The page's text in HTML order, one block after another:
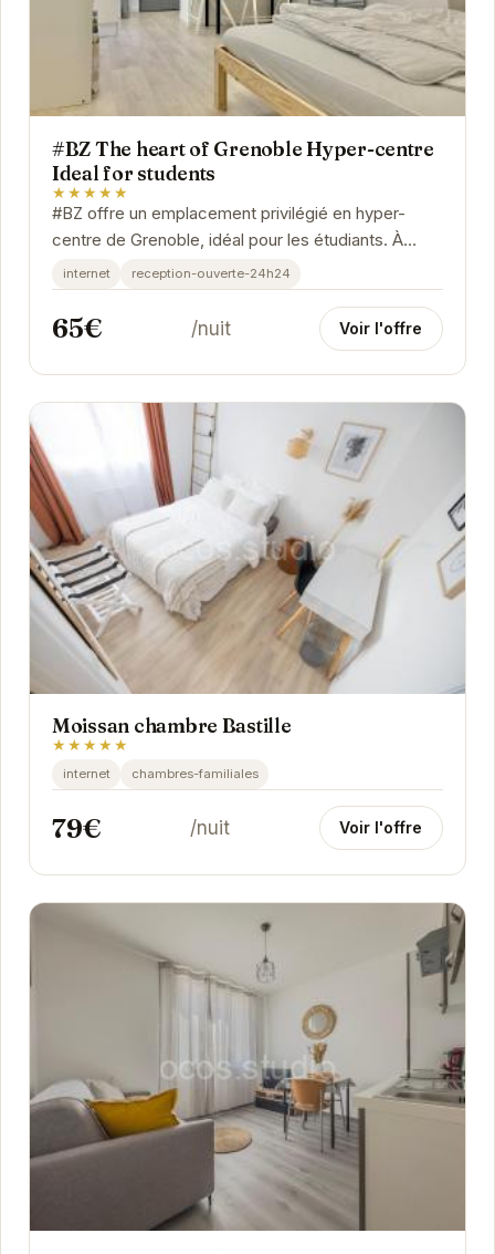
#BZ The heart of Grenoble Hyper-centre
Ideal for students
★★★★★
#BZ offre un emplacement privilégié en hyper-
centre de Grenoble, idéal pour les étudiants. À
proximité des transports, des commerces et des...
internet reception-ouverte-24h24
65€ /nuit Voir l'offre
Moissan chambre Bastille
★★★★★
internet chambres-familiales
79€ /nuit Voir l'offre